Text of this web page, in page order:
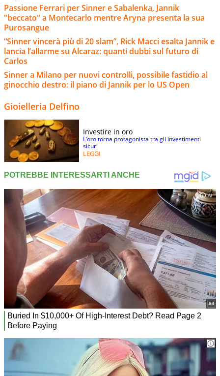
Passione Ferrari per Sinner e Sabalenka, Jannik
"beccato" a Montecarlo mentre Aryna presenta la sua
Purosangue
“Sinner vincerà più di 20 slam”, Rick Macci esalta Jannik e
lancia l’allarme su Alcaraz: quanti dubbi sul futuro di
Carlos
Sinner a Milano per nuovi controlli, possibile fastidio al
ginocchio destro: il piano di Jannik per lo US Open
Gioielleria Delfino
Investire in oro
L’oro torna protagonista tra gli investimenti
sicuri
LEGGI